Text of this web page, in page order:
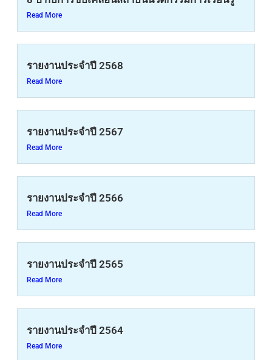
Read More
รายงานประจำปี 2568
Read More
รายงานประจำปี 2567
Read More
รายงานประจำปี 2566
Read More
รายงานประจำปี 2565
Read More
รายงานประจำปี 2564
Read More